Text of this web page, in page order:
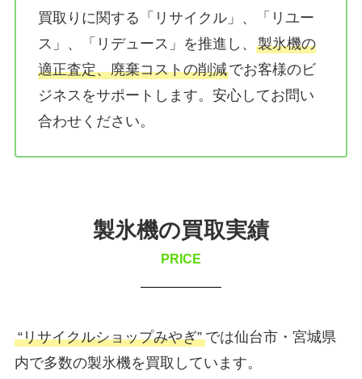
買取りに関する「リサイクル」、「リユー
ス」、「リデュース」を推進し、 製氷機の
適正査定、廃棄コストの削減でお客様のビ
ジネスをサポートします。安心してお問い
合わせください。
製氷機の買取実績
PRICE
“リサイクルショップみやぎ” では仙台市・宮城県
内で多数の製氷機を買取しています。